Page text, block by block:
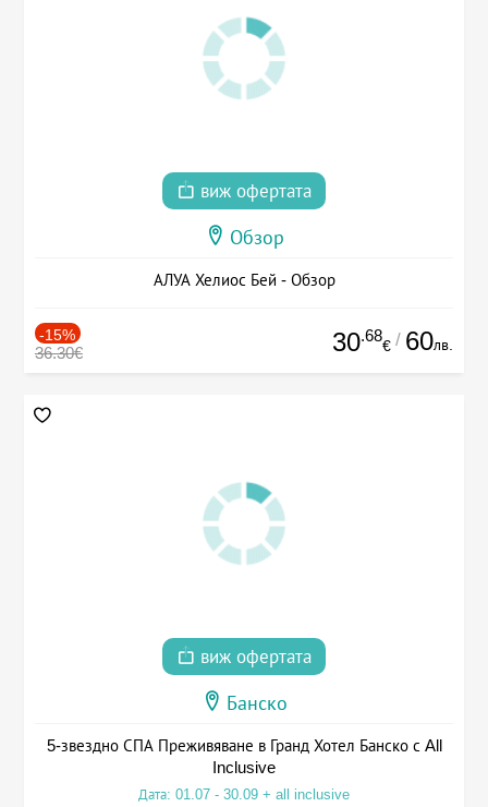
виж офертата
Обзор
АЛУА Хелиос Бей - Обзор
-15%
36.30€ 30.68
€ / 60лв.
виж офертата
Банско
5-звездно СПА Преживяване в Гранд Хотел Банско с All
Inclusive
Дата: 01.07 - 30.09 + all inclusive